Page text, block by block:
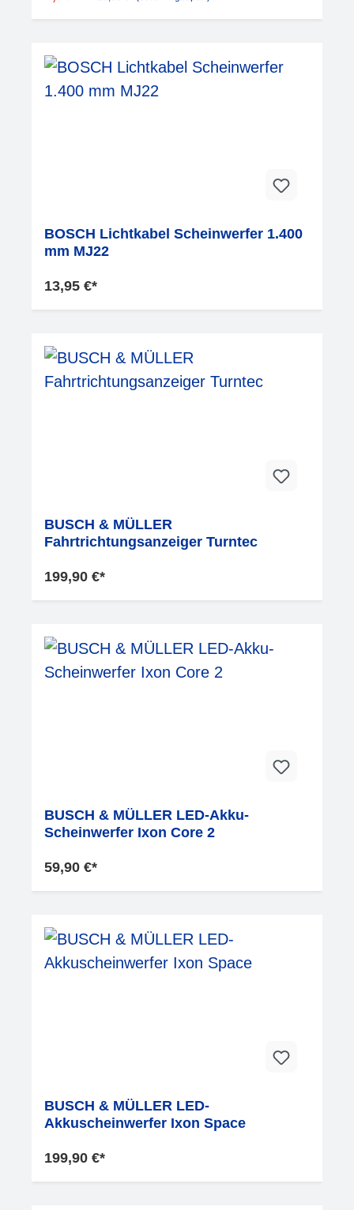
BOSCH Lichtkabel Scheinwerfer 1.400
mm MJ22
13,95 €*
BUSCH & MÜLLER
Fahrtrichtungsanzeiger Turntec
199,90 €*
BUSCH & MÜLLER LED-Akku-
Scheinwerfer Ixon Core 2
59,90 €*
BUSCH & MÜLLER LED-
Akkuscheinwerfer Ixon Space
199,90 €*